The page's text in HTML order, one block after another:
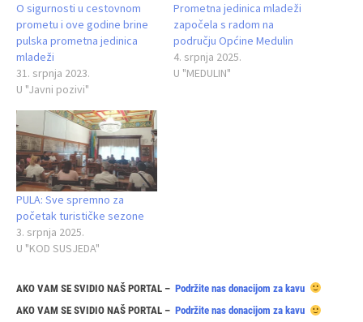
O sigurnosti u cestovnom
prometu i ove godine brine
pulska prometna jedinica
mladeži
31. srpnja 2023.
U "Javni pozivi"
Prometna jedinica mladeži
započela s radom na
području Općine Medulin
4. srpnja 2025.
U "MEDULIN"
PULA: Sve spremno za
početak turističke sezone
3. srpnja 2025.
U "KOD SUSJEDA"
AKO VAM SE SVIDIO NAŠ PORTAL – Podržite nas donacijom za kavu
AKO VAM SE SVIDIO NAŠ PORTAL – Podržite nas donacijom za kavu